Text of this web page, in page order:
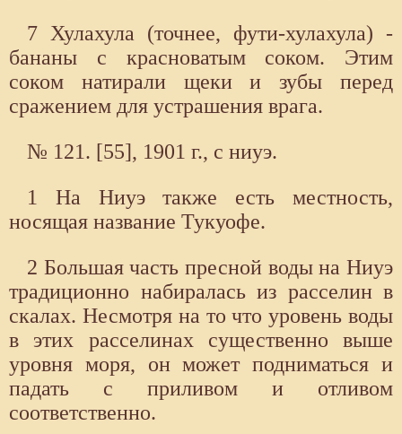
7 Хулахула (точнее, фути-хулахула) -
бананы с красноватым соком. Этим
соком натирали щеки и зубы перед
сражением для устрашения врага.
№ 121. [55], 1901 г., с ниуэ.
1 На Ниуэ также есть местность,
носящая название Тукуофе.
2 Большая часть пресной воды на Ниуэ
традиционно набиралась из расселин в
скалах. Несмотря на то что уровень воды
в этих расселинах существенно выше
уровня моря, он может подниматься и
падать с приливом и отливом
соответственно.